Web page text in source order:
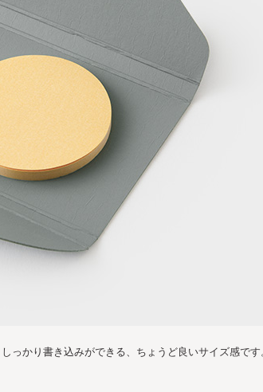
っかり書き込みができる、ちょうど良いサイズ感で